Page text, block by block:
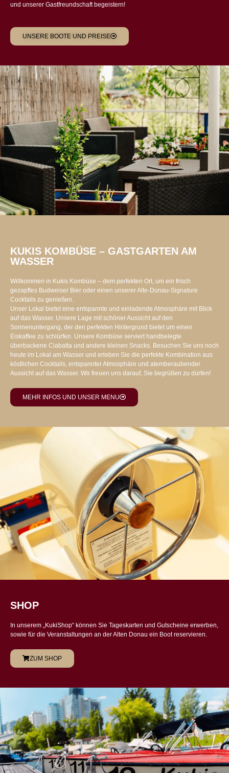
und unserer Gastfreundschaft begeistern!
UNSERE BOOTE UND PREISE
KUKIS KOMBÜSE – GASTGARTEN AM
WASSER
Willkommen in Kukis Kombüse – dem perfekten Ort, um ein frisch
gezapftes Budweiser Bier oder einen unserer Alte-Donau-Signature
Cocktails zu genießen.
Unser Lokal bietet eine entspannte und einladende Atmosphäre mit Blick
auf das Wasser. Unsere Lage mit schöner Aussicht auf den
Sonnenuntergang, der den perfekten Hintergrund bietet um einen
Eiskaffee zu schlürfen. Unsere Kombüse serviert handbelegte
überbackene Ciabatta und andere kleinen Snacks. Besuchen Sie uns noch
heute im Lokal am Wasser und erleben Sie die perfekte Kombination aus
köstlichen Cocktails, entspannter Atmosphäre und atemberaubender
Aussicht auf das Wasser. Wir freuen uns darauf, Sie begrüßen zu dürfen!
MEHR INFOS UND UNSER MENU
SHOP
In unserem „KukiShop“ können Sie Tageskarten und Gutscheine erwerben,
sowie für die Veranstaltungen an der Alten Donau ein Boot reservieren.
ZUM SHOP